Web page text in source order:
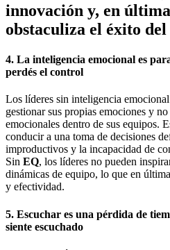
innovación y, en
obstaculiza el éxito
4. La inteligencia emocional es
perdés el control
Los líderes sin inteligencia
gestionar sus propias emociones y
emocionales dentro de sus equipos.
conducir a una toma de decisiones
improductivos y la incapacidad de
Sin EQ, los líderes no pueden
dinámicas de equipo, lo que en
y efectividad.
5. Escuchar es una pérdida de
siente escuchado